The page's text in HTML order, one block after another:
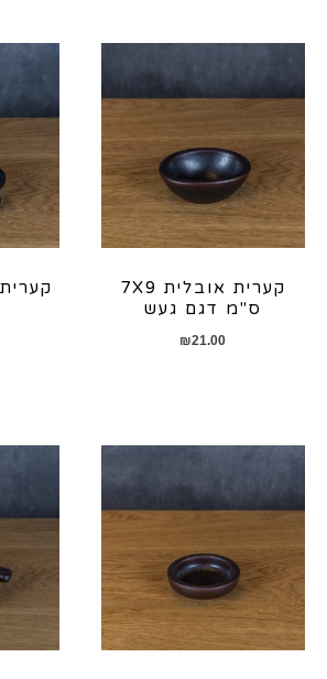
קערית אובלית 7X9
ס"מ דגם געש
₪21.00